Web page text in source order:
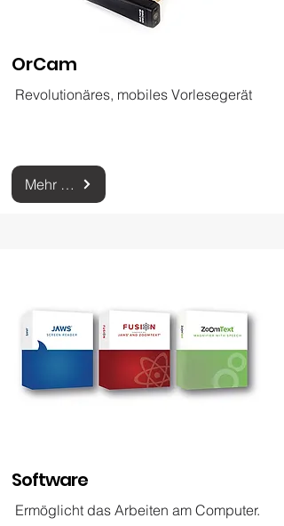
OrCam
Revolutionäres, mobiles Vorlesegerät
Mehr zur Orcam
Software
Ermöglicht das Arbeiten am Computer.